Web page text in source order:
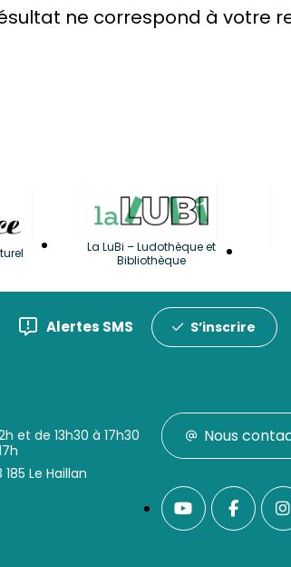
ne correspond à votre
La LuBi – Ludothèque et
Bibliothèque
Alertes SMS S’inscrire
et de 13h30 à 17h30
Le Haillan
Nous